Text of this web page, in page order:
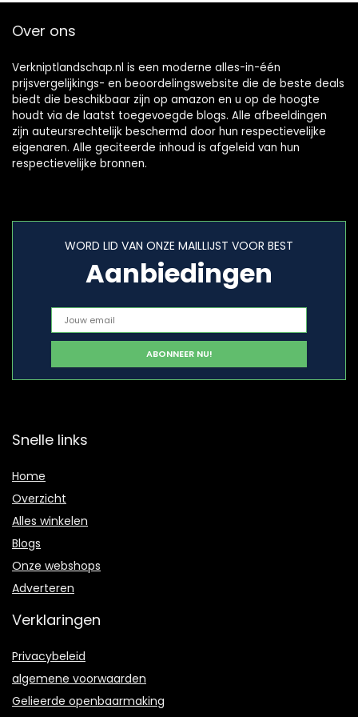
Over ons
Verkniptlandschap.nl is een moderne alles-in-één
prijsvergelijkings- en beoordelingswebsite die de beste deals
biedt die beschikbaar zijn op amazon en u op de hoogte
houdt via de laatst toegevoegde blogs. Alle afbeeldingen
zijn auteursrechtelijk beschermd door hun respectievelijke
eigenaren. Alle geciteerde inhoud is afgeleid van hun
respectievelijke bronnen.
WORD LID VAN ONZE MAILLIJST VOOR BEST
Aanbiedingen
Snelle links
Home
Overzicht
Alles winkelen
Blogs
Onze webshops
Adverteren
Verklaringen
Privacybeleid
algemene voorwaarden
Gelieerde openbaarmaking